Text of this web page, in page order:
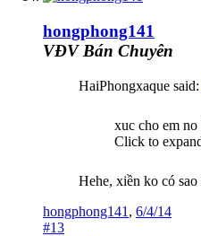
hongphong141
VĐV Bán Chuyên
HaiPhongxaque said:
xuc cho em
Click to
Hehe, xiền ko có
hongphong141 , 6/4/14
#13